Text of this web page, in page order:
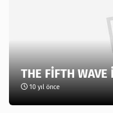
THE FİFTH WAVE
10 yıl önce